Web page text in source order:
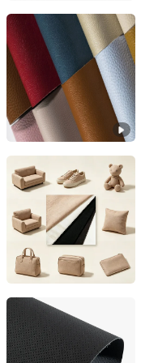
Huafon Microfibre
Shanghai, China
Zhejiang Minfeng
Zhejiang, China
Huafon Microfibre
Shanghai, China